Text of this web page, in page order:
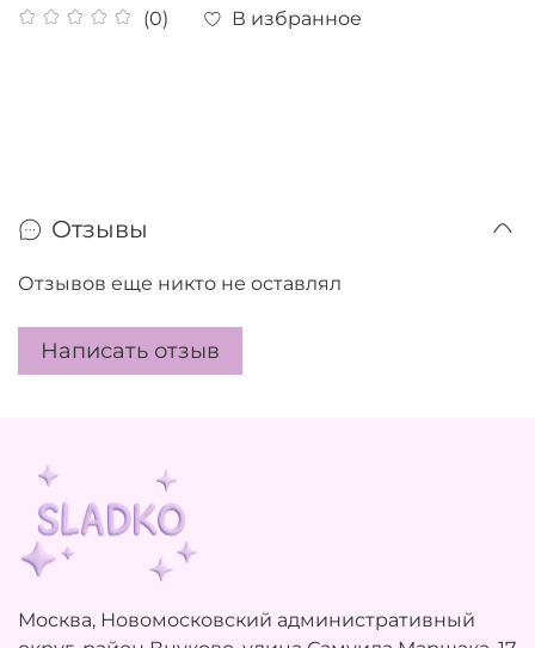
(0) В избранное
Отзывы
Отзывов еще никто не оставлял
Написать отзыв
Москва, Новомосковский административный